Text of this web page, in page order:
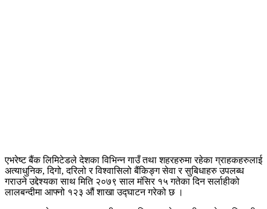
एभरेष्ट बैंक लिमिटेडले देशका विभिन्न गाउँ तथा शहरहरुमा रहेका ग्राहकहरुलाई
अत्याधुनिक, दिगो, दरिलो र विश्वासिलो बैंकिङ्ग सेवा र सुबिधाहरु उपलब्ध
गराउने उद्देश्यका साथ मिति २०७९ साल मंसिर १५ गतेका दिन सर्लाहीको
लालबन्दीमा आफ्नो १२३ औं शाखा उद्घाटन गरेको छ ।